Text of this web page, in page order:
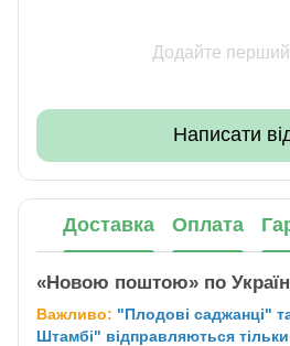
Додайте перший
Написати
Доставка Оплата
«Новою поштою» по
Важливо: "Плодові саджанці"
Штамбі" відправляються тільки